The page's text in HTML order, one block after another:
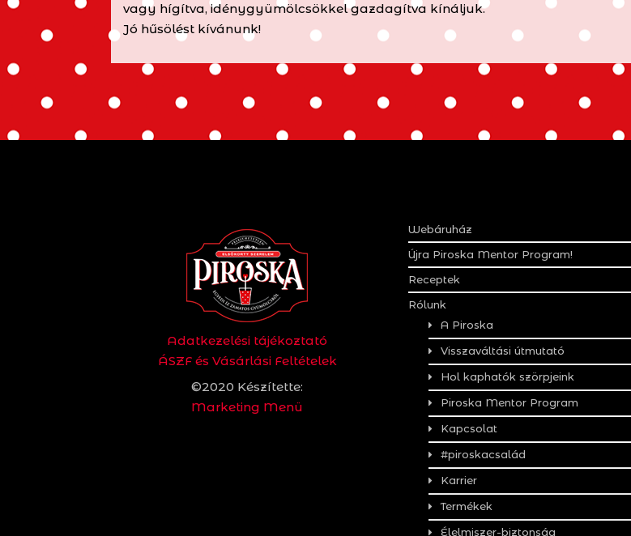
vagy hígítva, idénygyümölcsökkel gazdagítva kínáljuk.
Jó hűsölést kívánunk!
Adatkezelési tájékoztató
ÁSZF és Vásárlási Feltételek
©2020 Készítette:
Marketing Menü
Webáruház
Újra Piroska Mentor Program!
Receptek
Rólunk
A Piroska
Visszaváltási útmutató
Hol kaphatók szörpjeink
Piroska Mentor Program
Kapcsolat
#piroskacsalád
Karrier
Termékek
Élelmiszer-biztonság